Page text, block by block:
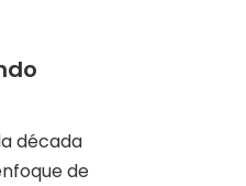
década
de